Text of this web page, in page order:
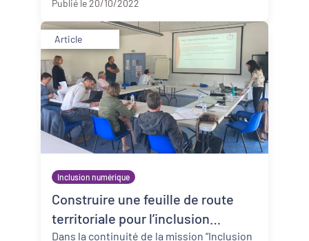
Publié le 20/10/2022
Article
Inclusion numérique
Construire une feuille de route
territoriale pour l’inclusion
numérique : lancement d’une
Dans la continuité de la mission “Inclusion